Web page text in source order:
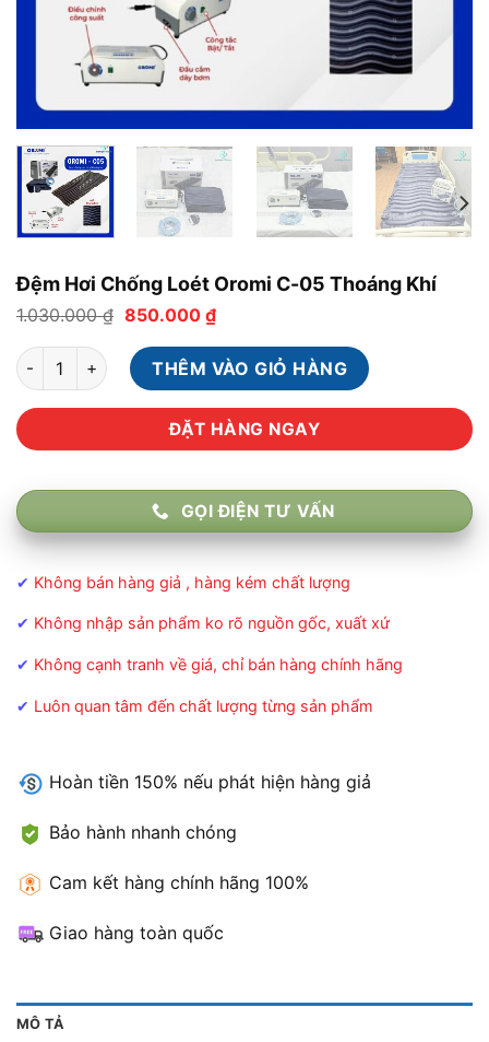
Đệm Hơi Chống Loét Oromi C-05 Thoáng Khí
1.030.000₫ Giá
là:
1.030.000 ₫.
850.000 ₫Giá
hiện
tại
là:
850.000 ₫.
Đệm Hơi Chống Loét Oromi C-05 Thoáng Khí số lượng
THÊM VÀO GIỎ HÀNG
ĐẶT HÀNG NGAY
GỌI ĐIỆN TƯ VẤN
✔ Không bán hàng giả , hàng kém chất lượng
✔ Không nhập sản phẩm ko rõ nguồn gốc, xuất xứ
✔ Không cạnh tranh về giá, chỉ bán hàng chính hãng
✔ Luôn quan tâm đến chất lượng từng sản phẩm
Hoàn tiền 150% nếu phát hiện hàng giả
Bảo hành nhanh chóng
Cam kết hàng chính hãng 100%
Giao hàng toàn quốc
MÔ TẢ